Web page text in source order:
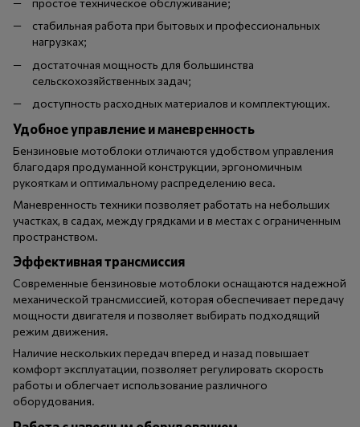
стабильная работа при бытовых и профессиональных
нагрузках;
достаточная мощность для большинства
сельскохозяйственных задач;
доступность расходных материалов и комплектующих.
Удобное управление и маневренность
Бензиновые мотоблоки отличаются удобством управления
благодаря продуманной конструкции, эргономичным
рукояткам и оптимальному распределению веса.
Маневренность техники позволяет работать на небольших
участках, в садах, между грядками и в местах с ограниченным
пространством.
Эффективная трансмиссия
Современные бензиновые мотоблоки оснащаются надежной
механической трансмиссией, которая обеспечивает передачу
мощности двигателя и позволяет выбирать подходящий
режим движения.
Наличие нескольких передач вперед и назад повышает
комфорт эксплуатации, позволяет регулировать скорость
работы и облегчает использование различного
оборудования.